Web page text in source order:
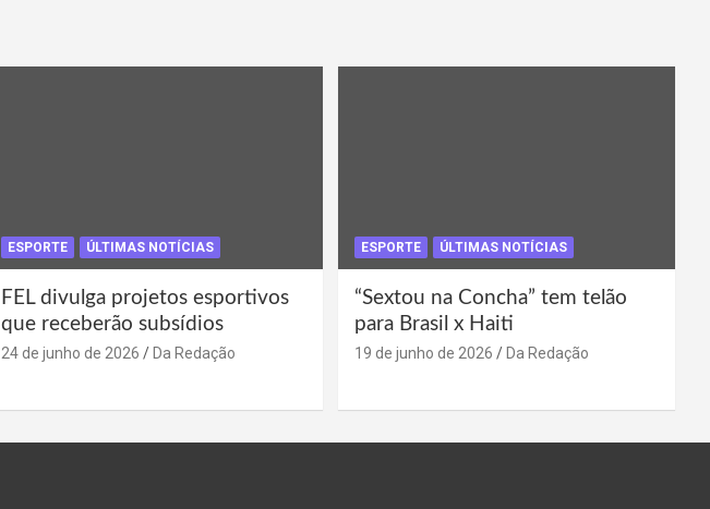
ESPORTE ÚLTIMAS NOTÍCIAS
FEL divulga projetos esportivos
que receberão subsídios
24 de junho de 2026 Da Redação
ESPORTE ÚLTIMAS NOTÍCIAS
“Sextou na Concha” tem telão
para Brasil x Haiti
19 de junho de 2026 Da Redação